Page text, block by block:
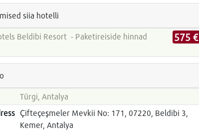
siia hotelli
Resort - Paketireiside hinnad
575 €
Türgi, Antalya
Çifteçeşmeler Mevkii No: 171, 07220, Beldibi 3,
Kemer, Antalya